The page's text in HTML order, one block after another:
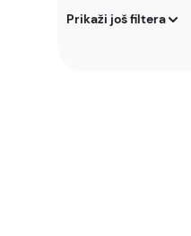
Prikaži još filtera